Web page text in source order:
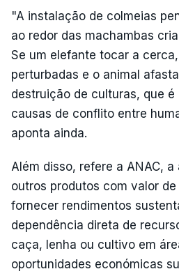
"A instalação de colmeias
ao redor das machambas
Se um elefante tocar a
perturbadas e o animal
destruição de culturas, que é
causas de conflito entre
aponta ainda.
Além disso, refere a ANAC,
outros produtos com valor
fornecer rendimentos
dependência direta de
caça, lenha ou cultivo em
oportunidades económicas